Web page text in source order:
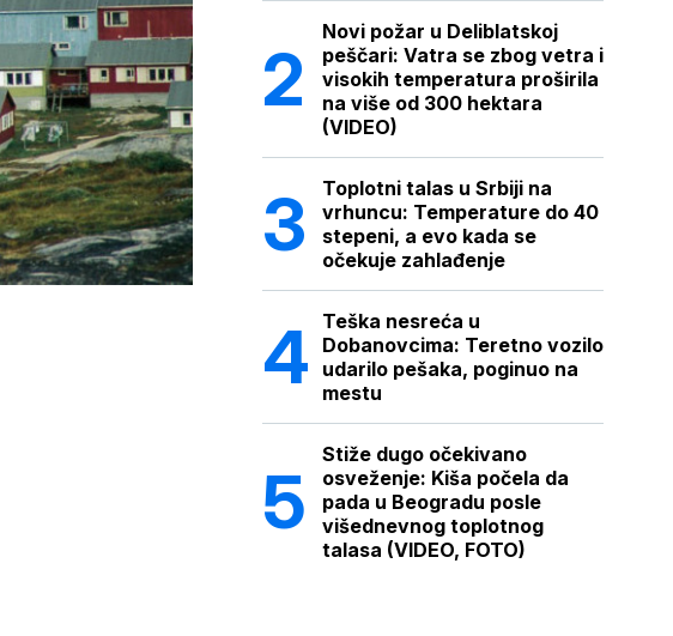
Novi požar u Deliblatskoj
peščari: Vatra se zbog vetra i
visokih temperatura proširila
na više od 300 hektara
(VIDEO)
Toplotni talas u Srbiji na
vrhuncu: Temperature do 40
stepeni, a evo kada se
očekuje zahlađenje
Teška nesreća u
Dobanovcima: Teretno vozilo
udarilo pešaka, poginuo na
mestu
Stiže dugo očekivano
osveženje: Kiša počela da
pada u Beogradu posle
višednevnog toplotnog
talasa (VIDEO, FOTO)